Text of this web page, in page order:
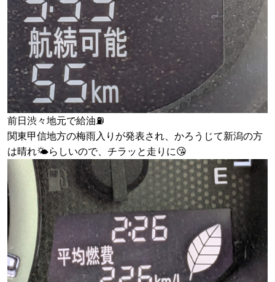
前日渋々地元で給油⛽️
関東甲信地方の梅雨入りが発表され、かろうじて新潟の方
は晴れ🌤️らしいので、チラッと走りに😘